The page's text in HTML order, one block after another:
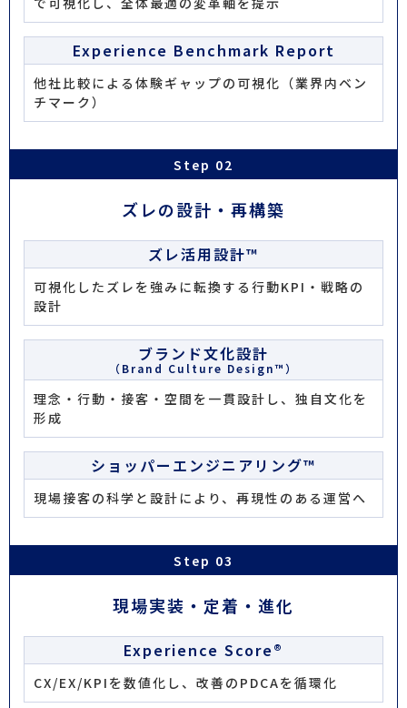
Experience Benchmark Report
他社比較による体験ギャップの可視化（業界内ベン
チマーク）
Step 02
ズレの設計・再構築
ズレ活用設計™
可視化したズレを強みに転換する行動KPI・戦略の
設計
ブランド文化設計
（Brand Culture Design™）
理念・行動・接客・空間を一貫設計し、独自文化を
形成
ショッパーエンジニアリング™
現場接客の科学と設計により、再現性のある運営へ
Step 03
現場実装・定着・進化
Experience Score®
CX/EX/KPIを数値化し、改善のPDCAを循環化